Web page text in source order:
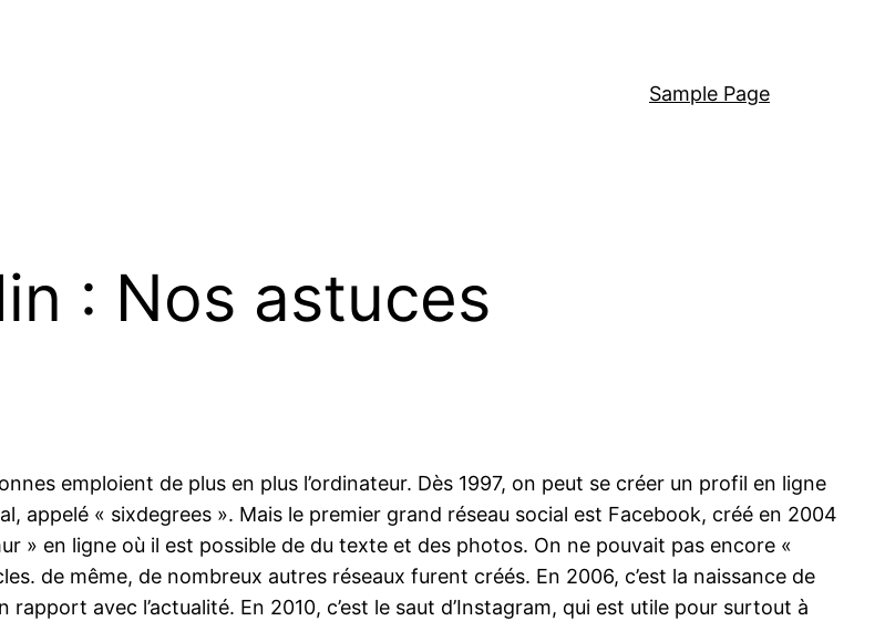
Sample Page
: Nos astuces
emploient de plus en plus l’ordinateur. Dès 1997, on peut se créer un profil en ligne
appelé « sixdegrees ». Mais le premier grand réseau social est Facebook, créé en 2004
» en ligne où il est possible de du texte et des photos. On ne pouvait pas encore «
de même, de nombreux autres réseaux furent créés. En 2006, c’est la naissance de
avec l’actualité. En 2010, c’est le saut d’Instagram, qui est utile pour surtout à